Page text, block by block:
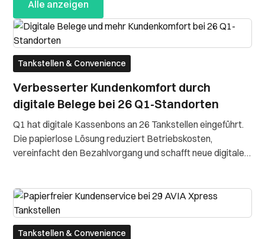
Alle anzeigen
Tankstellen & Convenience
Verbesserter Kundenkomfort durch
digitale Belege bei 26 Q1-Standorten
Q1 hat digitale Kassenbons an 26 Tankstellen eingeführt.
Die papierlose Lösung reduziert Betriebskosten,
vereinfacht den Bezahlvorgang und schafft neue digitale
Tankstellen & Convenience